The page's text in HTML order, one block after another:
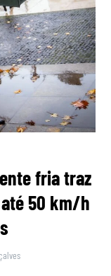
fria traz
50 km/h